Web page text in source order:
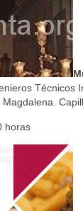
Técnicos
horas